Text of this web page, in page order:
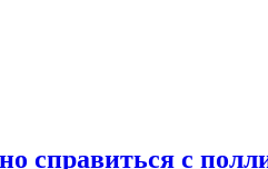
справиться с